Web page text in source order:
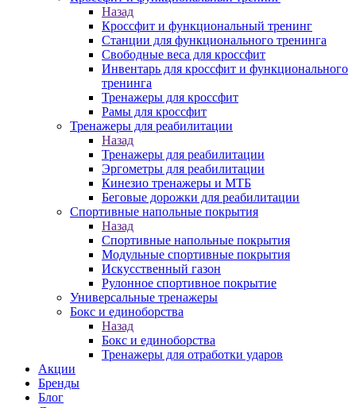
Назад
Кроссфит и функциональный тренинг
Станции для функционального тренинга
Свободные веса для кроссфит
Инвентарь для кроссфит и функционального
тренинга
Тренажеры для кроссфит
Рамы для кроссфит
Тренажеры для реабилитации
Назад
Тренажеры для реабилитации
Эргометры для реабилитации
Кинезио тренажеры и МТБ
Беговые дорожки для реабилитации
Спортивные напольные покрытия
Назад
Спортивные напольные покрытия
Модульные спортивные покрытия
Искусственный газон
Рулонное спортивное покрытие
Универсальные тренажеры
Бокс и единоборства
Назад
Бокс и единоборства
Тренажеры для отработки ударов
Акции
Бренды
Блог